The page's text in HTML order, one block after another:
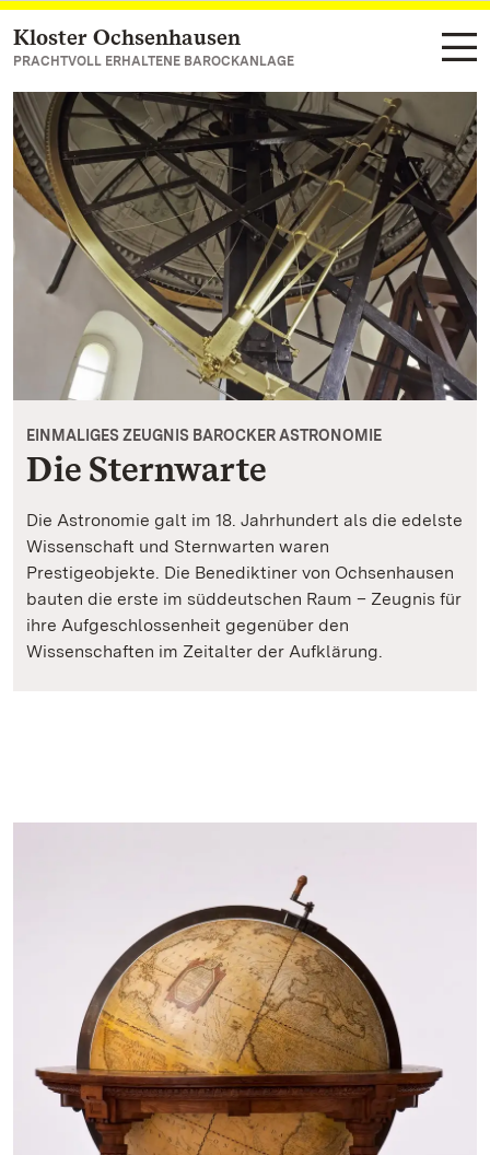
Zum Hauptinhalt springen
Kloster Ochsenhausen
PRACHTVOLL ERHALTENE BAROCKANLAGE
EINMALIGES ZEUGNIS BAROCKER ASTRONOMIE
Die Sternwarte
Die Astronomie galt im 18. Jahrhundert als die edelste
Wissenschaft und Sternwarten waren
Prestigeobjekte. Die Benediktiner von Ochsenhausen
bauten die erste im süddeutschen Raum – Zeugnis für
ihre Aufgeschlossenheit gegenüber den
Wissenschaften im Zeitalter der Aufklärung.